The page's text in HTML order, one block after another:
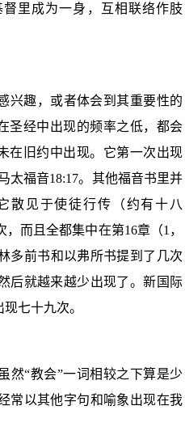
里成为一身，互相联络作肢
兴趣，或者体会到其重要性的
圣经中出现的频率之低，都会
在旧约中出现。它第一次出现
太福音18:17。其他福音书里并
散见于使徒行传（约有十八
，而且全都集中在第16章（1 ，
多前书和以弗所书提到了几次
后就越来越少出现了。新国际
七十九次。
然“教会”一词相较之下算是少
常以其他字句和喻象出现在我